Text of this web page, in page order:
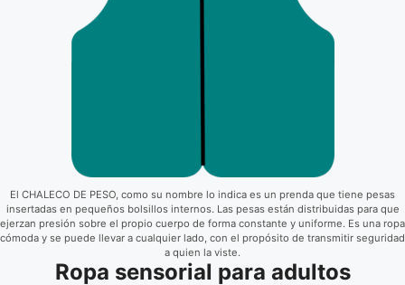
El CHALECO DE PESO, como su nombre lo indica es un prenda que tiene pesas
insertadas en pequeños bolsillos internos. Las pesas están distribuidas para que
ejerzan presión sobre el propio cuerpo de forma constante y uniforme. Es una ropa
cómoda y se puede llevar a cualquier lado, con el propósito de transmitir seguridad
a quien la viste.
Ropa sensorial para adultos